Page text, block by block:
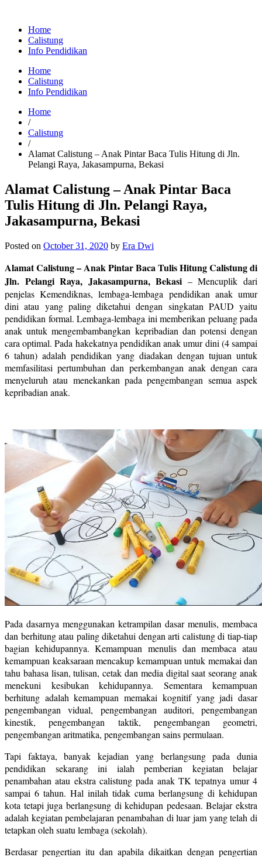
Home
Calistung
Info Pendidikan
Home
Calistung
Info Pendidikan
Home
/
Calistung
/
Alamat Calistung – Anak Pintar Baca Tulis Hitung di Jln.
Pelangi Raya, Jakasampurna, Bekasi
Alamat Calistung – Anak Pintar Baca
Tulis Hitung di Jln. Pelangi Raya,
Jakasampurna, Bekasi
Posted on October 31, 2020 by Era Dwi
Alamat Calistung – Anak Pintar Baca Tulis Hitung Calistung di
Jln. Pelangi Raya, Jakasampurna, Bekasi –Mencuplik dari
penjelas Kemendiknas, lembaga-lembaga pendidikan anak umur
dini atau yang paling diketahui dengan singkatan PAUD yaitu
pendidikan formal. Lembaga-lembaga ini memberikan peluang pada
anak untuk mengembambangkan kepribadian dan potensi dengan
cara optimal. Pada hakekatnya pendidikan anak umur dini (4 sampai
6 tahun) adalah pendidikan yang diadakan dengan tujuan untuk
memfasilitasi pertumbuhan dan perkembangan anak dengan cara
menyeluruh atau menekankan pada pengembangan semua aspek
kepribadian anak.
Pada dasarnya menggunakan ketrampilan dasar menulis, membaca
dan berhitung atau paling diketahui dengan arti calistung di tiap-tiap
bagian kehidupannya. Kemampuan menulis dan membaca atau
kemampuan keaksaraan mencakup kemampuan untuk memakai dan
tahu bahasa lisan, tulisan, cetak dan media digital saat seorang anak
menekuni kesibukan kehidupannya. Sementara kemampuan
berhitung adalah kemampuan memakai kognitif yang jadi dasar
pengembangan vidual, pengembangan auditori, pengembangan
kinestik, pengembangan taktik, pengembangan geometri,
pengembangan aritmatika, pengembangan sains permulaan.
Tapi faktaya, banyak kejadian yang berlangsung pada dunia
pendidikan sekarang ini ialah pemberian kegiatan belajar
penambahan atau ekstra calistung pada anak TK tepatnya umur 4
sampai 6 tahun. Hal inilah tidak cuma berlangsung di kehidupan
kota tetapi juga berlangsung di kehidupan pedesaan. Belajar ekstra
adalah kegiatan pembelajaran penambahan di luar jam yang telah di
tetapkan oleh suatu lembaga (sekolah).
Berdasar pengertian itu dan apabila dikaitkan dengan pengertian